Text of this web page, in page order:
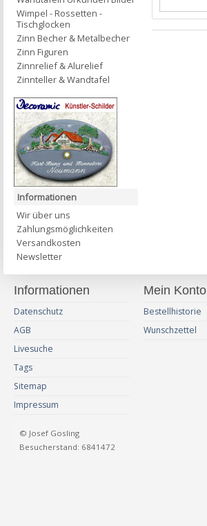
Wimpel - Rossetten -
Tischglocken
Zinn Becher & Metalbecher
Zinn Figuren
Zinnrelief & Alurelief
Zinnteller & Wandtafel
Informationen
Wir über uns
Zahlungsmöglichkeiten
Versandkosten
Newsletter
Informationen
Datenschutz
AGB
Livesuche
Tags
Sitemap
Impressum
Mein Konto
Bestellhistorie
Wunschzettel
© Josef Gosling
Besucherstand: 6841472